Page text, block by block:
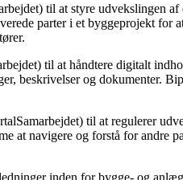
til at styre
parter i et byggeprojekt
til at håndtere digitalt
beskrivelser og dokumenter.
til at regulerer
at navigere og forstå for
inden for bygge- og